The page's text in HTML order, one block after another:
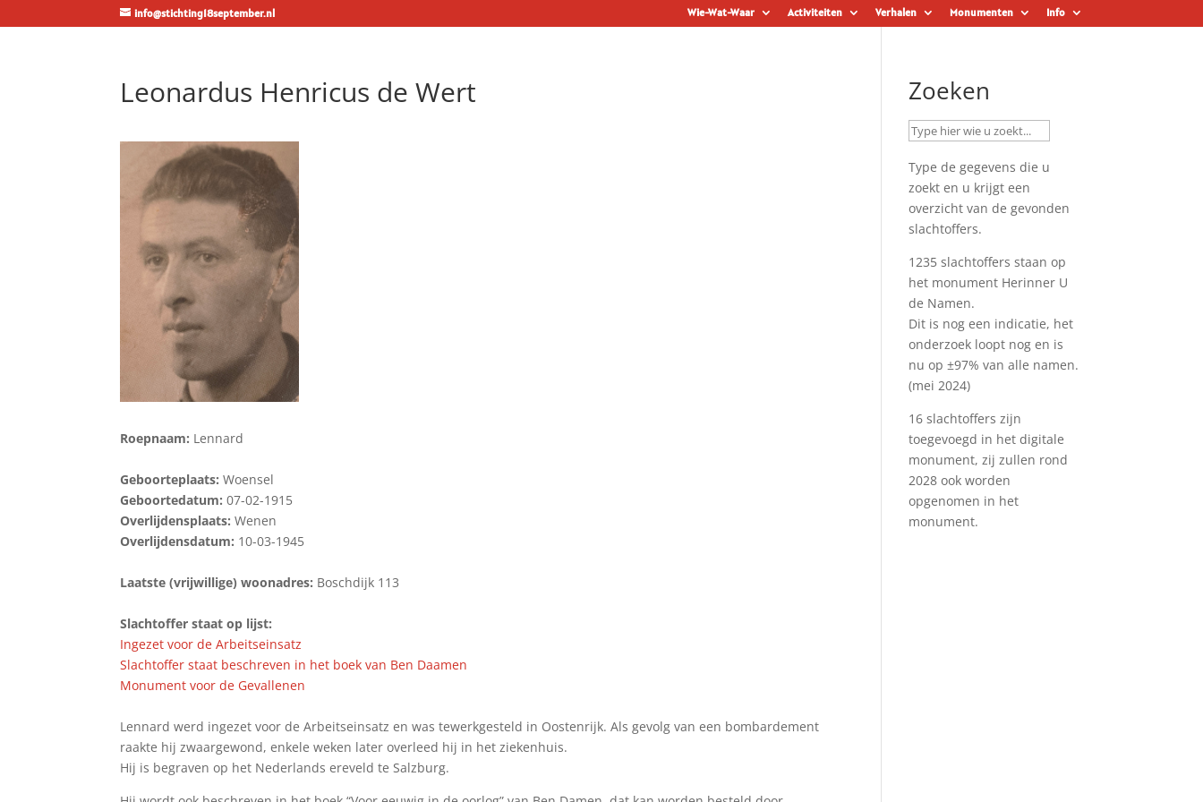
info@stichting18september.nl Wie-Wat-Waar Activiteiten Verhalen Monumenten Info
Leonardus Henricus de Wert
Roepnaam: Lennard
Geboorteplaats:Woensel
Geboortedatum:07-02-1915
Overlijdensplaats:Wenen
Overlijdensdatum: 10-03-1945
Laatste (vrijwillige) woonadres: Boschdijk 113
Slachtoffer staat op lijst:
Ingezet voor de Arbeitseinsatz
Slachtoffer staat beschreven in het boek van Ben Daamen
Monument voor de Gevallenen
Lennard werd ingezet voor de Arbeitseinsatz en was tewerkgesteld in Oostenrijk. Als gevolg van een bombardement
raakte hij zwaargewond, enkele weken later overleed hij in het ziekenhuis.
Hij is begraven op het Nederlands ereveld te Salzburg.
Zoeken
Type de gegevens die u
zoekt en u krijgt een
overzicht van de gevonden
slachtoffers.
1235 slachtoffers staan op
het monument Herinner U
de Namen.
Dit is nog een indicatie, het
onderzoek loopt nog en is
nu op ±97% van alle namen.
(mei 2024)
16 slachtoffers zijn
toegevoegd in het digitale
monument, zij zullen rond
2028 ook worden
opgenomen in het
monument.